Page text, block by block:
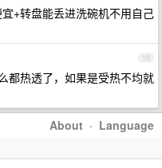
+转盘能丢进洗碗机不用自己
18
都热透了，如果是受热不均就
About · Language